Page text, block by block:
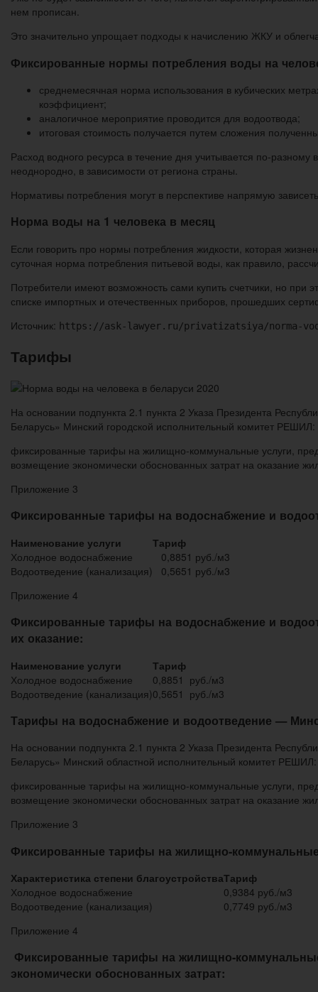
нем прописан.
Это значительно упрощает подходы к начислению ЖКУ и
Фиксированные нормы потребления воды на
среднемесячная норма использования в кубических
коэффициент;
аналогичное мероприятие проводится для водоотвода;
итоговая стоимость получается путем сложения
Расход водного ресурса в течение дня учитывается по-
неоднородно, в зависимости от региона страны.
Нормативы потребления могут в перспективе напрямую
Норма воды на 1 человека в месяц
Если говорить про нормы потребления жидкости, которая
суточная норма потребления питьевой воды, как правило,
Потребители имеют возможность сами купить счетчики, но при
списке импортных и отечественных приборов, прошедших
Источник: https://ask-lawyer.ru/privatizatsiya/norma-
Тарифы
На основании подпункта 2.1 пункта 2 Указа Президента
Беларусь» Минский городской исполнительный комитет РЕШИЛ:
фиксированные тарифы на жилищно-коммунальные услуги,
возмещение экономически обоснованных затрат на оказание
Приложение 3
Фиксированные тарифы на водоснабжение и
Наименование услуги
Тариф
Холодное водоснабжение
0,8851 руб./м3
Водоотведение (канализация) 0,5651 руб./м3
Приложение 4
Фиксированные тарифы на водоснабжение и
их оказание:
Наименование услуги
Тариф
Холодное водоснабжение
0,8851 руб./м3
Водоотведение (канализация)0,5651 руб./м3
Тарифы на водоснабжение и водоотведение —
На основании подпункта 2.1 пункта 2 Указа Президента
Беларусь» Минский областной исполнительный комитет
фиксированные тарифы на жилищно-коммунальные услуги,
возмещение экономически обоснованных затрат на оказание
Приложение 3
Фиксированные тарифы на жилищно-
Характеристика степени благоустройстваТариф
Холодное водоснабжение
0,9384 руб./м3
Водоотведение (канализация)
0,7749 руб./м3
Приложение 4
Фиксированные тарифы на жилищно-
экономически обоснованных затрат: